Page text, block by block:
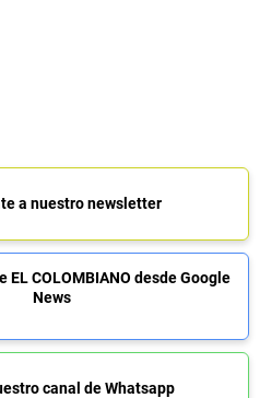
a nuestro newsletter
EL COLOMBIANO desde Google
News
canal de Whatsapp